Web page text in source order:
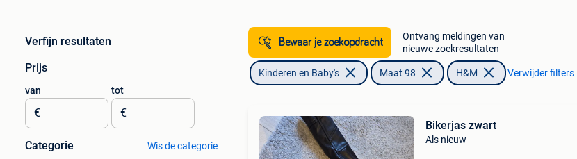
Verfijn resultaten
Prijs
van
€
tot
€
Categorie Wis de categorie
Bewaar je zoekopdracht
Ontvang meldingen van
nieuwe zoekresultaten
Kinderen en Baby's Maat 98 H&M Verwijder filters
Bikerjas zwart
Als nieuw